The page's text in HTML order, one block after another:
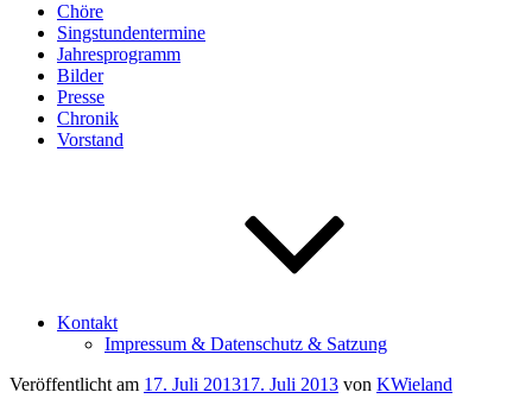
Chöre
Singstundentermine
Jahresprogramm
Bilder
Presse
Chronik
Vorstand
Kontakt
Impressum & Datenschutz & Satzung
Veröffentlicht am 17. Juli 201317. Juli 2013 von KWieland